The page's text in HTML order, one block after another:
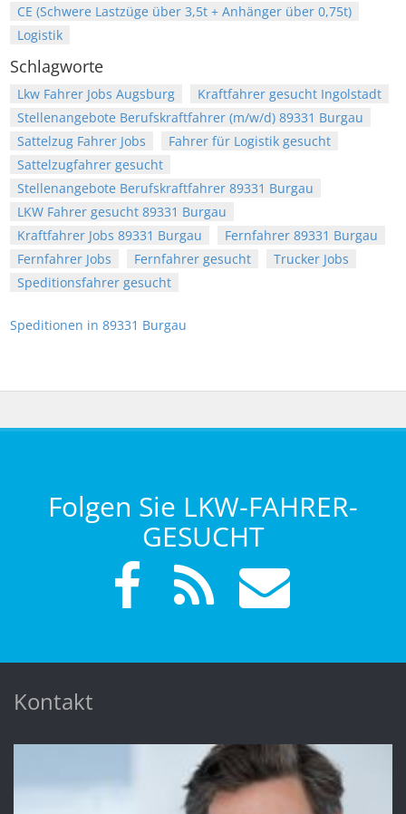
CE (Schwere Lastzüge über 3,5t + Anhänger über 0,75t)
Logistik
Schlagworte
Lkw Fahrer Jobs Augsburg
Kraftfahrer gesucht Ingolstadt
Stellenangebote Berufskraftfahrer (m/w/d) 89331 Burgau
Sattelzug Fahrer Jobs
Fahrer für Logistik gesucht
Sattelzugfahrer gesucht
Stellenangebote Berufskraftfahrer 89331 Burgau
LKW Fahrer gesucht 89331 Burgau
Kraftfahrer Jobs 89331 Burgau
Fernfahrer 89331 Burgau
Fernfahrer Jobs
Fernfahrer gesucht
Trucker Jobs
Speditionsfahrer gesucht
Speditionen in 89331 Burgau
Folgen Sie LKW-FAHRER-
GESUCHT
Kontakt